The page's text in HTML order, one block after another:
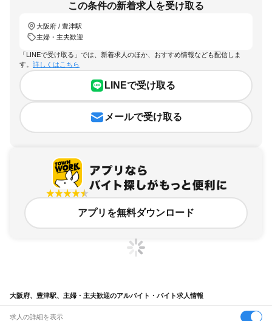
この条件の新着求人を受け取る
大阪府 / 豊津駅
主婦・主夫歓迎
「LINEで受け取る」では、新着求人のほか、おすすめ情報なども配信しま
す。 詳しくはこちら
LINEで受け取る
メールで受け取る
アプリを無料ダウンロード
大阪府、豊津駅、主婦・主夫歓迎のアルバイト・バイト求人情報
求人の詳細を表示